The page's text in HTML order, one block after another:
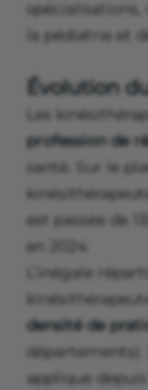
la pédiatrie et
Évolution
Les
profession de
santé. Sur le
est passée de
en 2024.
L’inégale
densité de
départements).
applique